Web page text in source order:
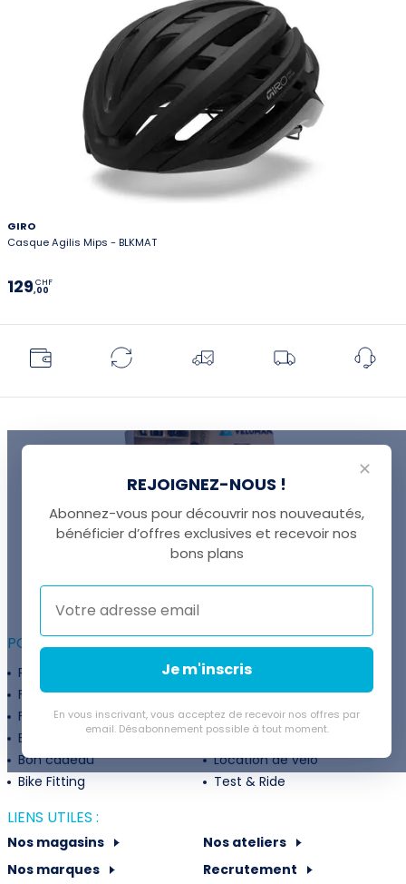
GIRO
Casque Agilis Mips - BLKMAT
129,00
CHF
UNE QUESTION ?
+41 22 307 02 00
POUR ALLER PLUS LOIN :
Programme fidélité
Entreprises
Financement
Services
Flexibilité de paiement
Subventions
Extension de garantie
Politique de retour
Bon cadeau
Location de vélo
Bike Fitting
Test & Ride
LIENS UTILES :
Nos magasins
Nos ateliers
Nos marques
Recrutement
✕
REJOIGNEZ-NOUS !
Abonnez-vous pour découvrir nos nouveautés,
bénéficier d’offres exclusives et recevoir nos
bons plans
Je m'inscris
En vous inscrivant, vous acceptez de recevoir nos offres par
email. Désabonnement possible à tout moment.